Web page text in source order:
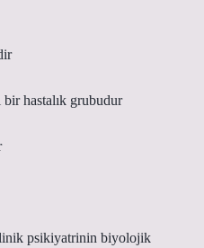
bir hastalık grubudur
psikiyatrinin biyolojik